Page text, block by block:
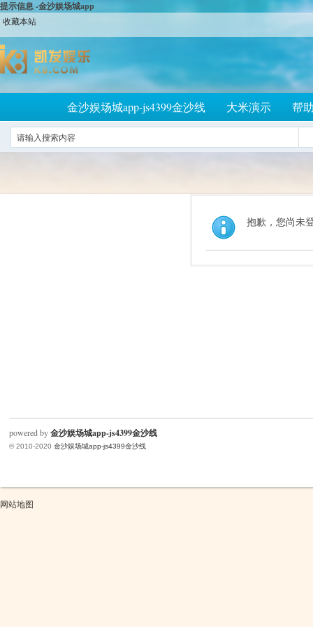
提示信息 -金沙娱场城app
收藏本站
金沙娱场城app-js4399金沙线 大米演示 帮
抱歉，您尚未
powered by金沙娱场城app-js4399金沙线
© 2010-2020 金沙娱场城app-js4399金沙线
网站地图